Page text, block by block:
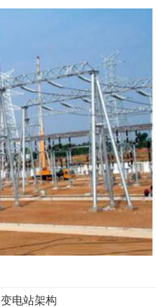
变电站架构